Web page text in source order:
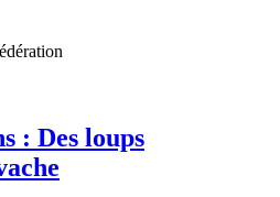
: Des loups